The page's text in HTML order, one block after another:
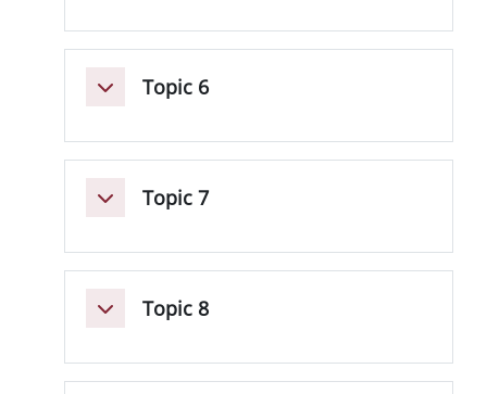
MinimizzaTopic 6
MinimizzaTopic 7
MinimizzaTopic 8